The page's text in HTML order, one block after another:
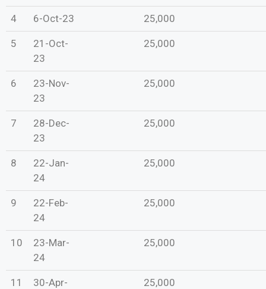
4 6-Oct-23 25,000
5
21-Oct-
23
25,000
6
23-Nov-
23
25,000
7
28-Dec-
23
25,000
8
22-Jan-
24
25,000
9
22-Feb-
24
25,000
10
23-Mar-
24
25,000
11
30-Apr-
25,000